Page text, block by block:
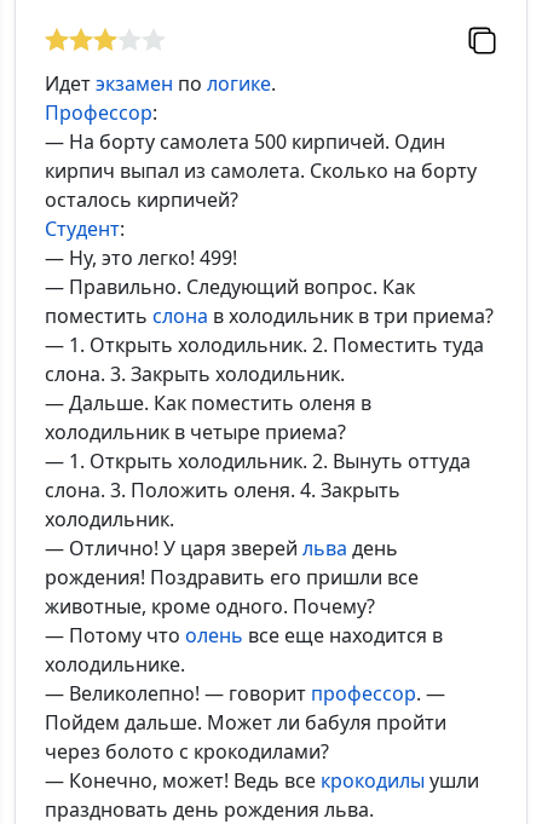
Идетэкзамен по логике.
Профессор:
— На борту самолета 500 кирпичей. Один
кирпич выпал из самолета. Сколько на борту
осталось кирпичей?
Студент:
— Ну, это легко! 499!
— Правильно. Следующий вопрос. Как
поместить слона в холодильник в три приема?
— 1. Открыть холодильник. 2. Поместить туда
слона. 3. Закрыть холодильник.
— Дальше. Как поместить оленя в
холодильник в четыре приема?
— 1. Открыть холодильник. 2. Вынуть оттуда
слона. 3. Положить оленя. 4. Закрыть
холодильник.
— Отлично! У царя зверей льва день
рождения! Поздравить его пришли все
животные, кроме одного. Почему?
— Потому что олень все еще находится в
холодильнике.
— Великолепно! — говорит профессор. —
Пойдем дальше. Может ли бабуля пройти
через болото с крокодилами?
— Конечно, может! Ведь все крокодилыушли
праздновать день рождения льва.